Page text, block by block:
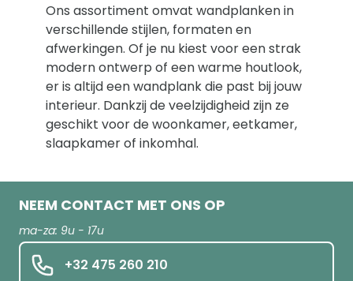
Ons assortiment omvat wandplanken in
verschillende stijlen, formaten en
afwerkingen. Of je nu kiest voor een strak
modern ontwerp of een warme houtlook,
er is altijd een wandplank die past bij jouw
interieur. Dankzij de veelzijdigheid zijn ze
geschikt voor de woonkamer, eetkamer,
slaapkamer of inkomhal.
NEEM CONTACT MET ONS OP
ma-za: 9u - 17u
+32 475 260 210